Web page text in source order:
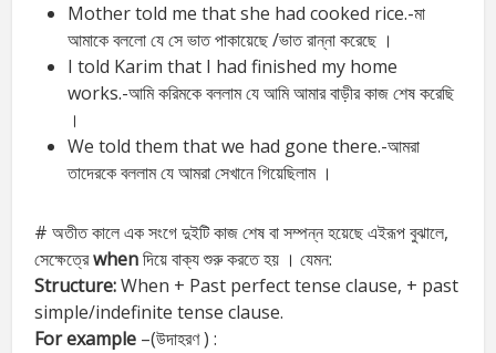
Mother told me that she had cooked rice.-মা
আমাকে বললো যে সে ভাত পাকায়েছে /ভাত রান্না করেছে ।
I told Karim that I had finished my home
works.-আমি করিমকে বললাম যে আমি আমার বাড়ীর কাজ শেষ করেছি
।
We told them that we had gone there.-আমরা
তাদেরকে বললাম যে আমরা সেখানে গিয়েছিলাম ।
# অতীত কালে এক সংগে দুইটি কাজ শেষ বা সম্পন্ন হয়েছে এইরূপ বুঝালে,
সেক্ষেত্রেwhenদিয়ে বাক্য শুরু করতে হয় । যেমন:
Structure:When + Past perfect tense clause, + past
simple/indefinite tense clause.
For example –(উদাহরণ ) :